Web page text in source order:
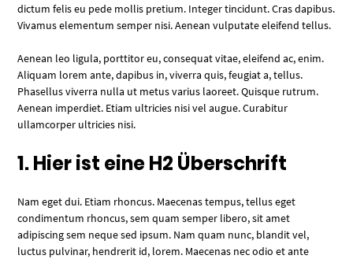
dictum felis eu pede mollis pretium. Integer tincidunt. Cras dapibus.
Vivamus elementum semper nisi. Aenean vulputate eleifend tellus.
Aenean leo ligula, porttitor eu, consequat vitae, eleifend ac, enim.
Aliquam lorem ante, dapibus in, viverra quis, feugiat a, tellus.
Phasellus viverra nulla ut metus varius laoreet. Quisque rutrum.
Aenean imperdiet. Etiam ultricies nisi vel augue. Curabitur
ullamcorper ultricies nisi.
1. Hier ist eine H2 Überschrift
Nam eget dui. Etiam rhoncus. Maecenas tempus, tellus eget
condimentum rhoncus, sem quam semper libero, sit amet
adipiscing sem neque sed ipsum. Nam quam nunc, blandit vel,
luctus pulvinar, hendrerit id, lorem. Maecenas nec odio et ante